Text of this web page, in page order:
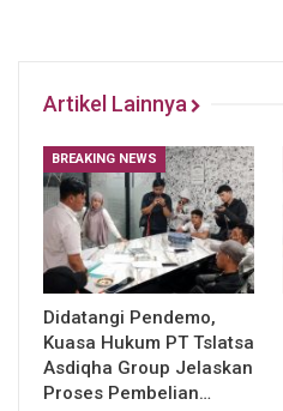
Artikel Lainnya
BREAKING NEWS
Didatangi Pendemo,
Kuasa Hukum PT Tslatsa
Asdiqha Group Jelaskan
Proses Pembelian…